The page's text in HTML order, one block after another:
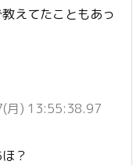
えてたこともあっ
) 13:55:38.97
？